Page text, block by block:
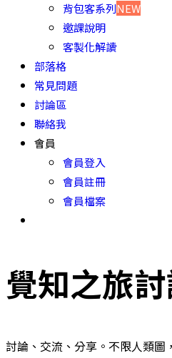
背包客系列NEW
邀課說明
客製化解讀
部落格
常見問題
討論區
聯絡我
會員
會員登入
會員註冊
會員檔案
覺知之旅
討論、交流、分享。不限人類圖